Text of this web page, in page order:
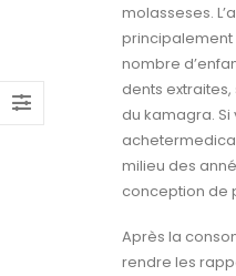
molasseses.
principalement
nombre
dents
du kamagra.
milieu des
conception de
Après la
rendre les